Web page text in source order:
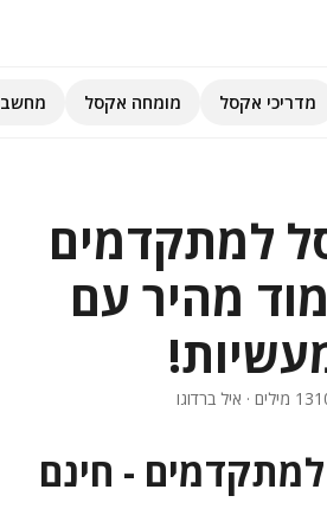
מדריכי אקסל
השירותים שלנו
מומחה אקסל
פיתוח אפליקציות
מדריכי אקסל מומחה אקסל
למתקדמים
מהיר עם
- חינם